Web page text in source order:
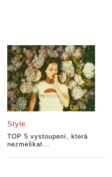
Style
TOP 5 vystoupení, která
nezmeškat...